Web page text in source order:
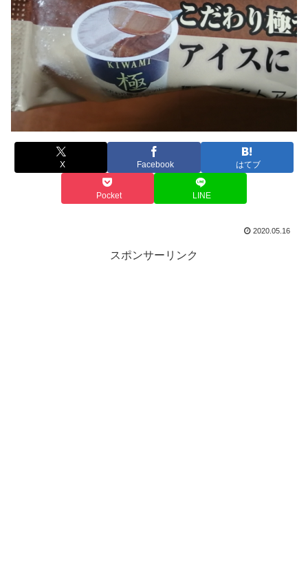
X Facebook はてブ
Pocket LINE
2020.05.16
スポンサーリンク